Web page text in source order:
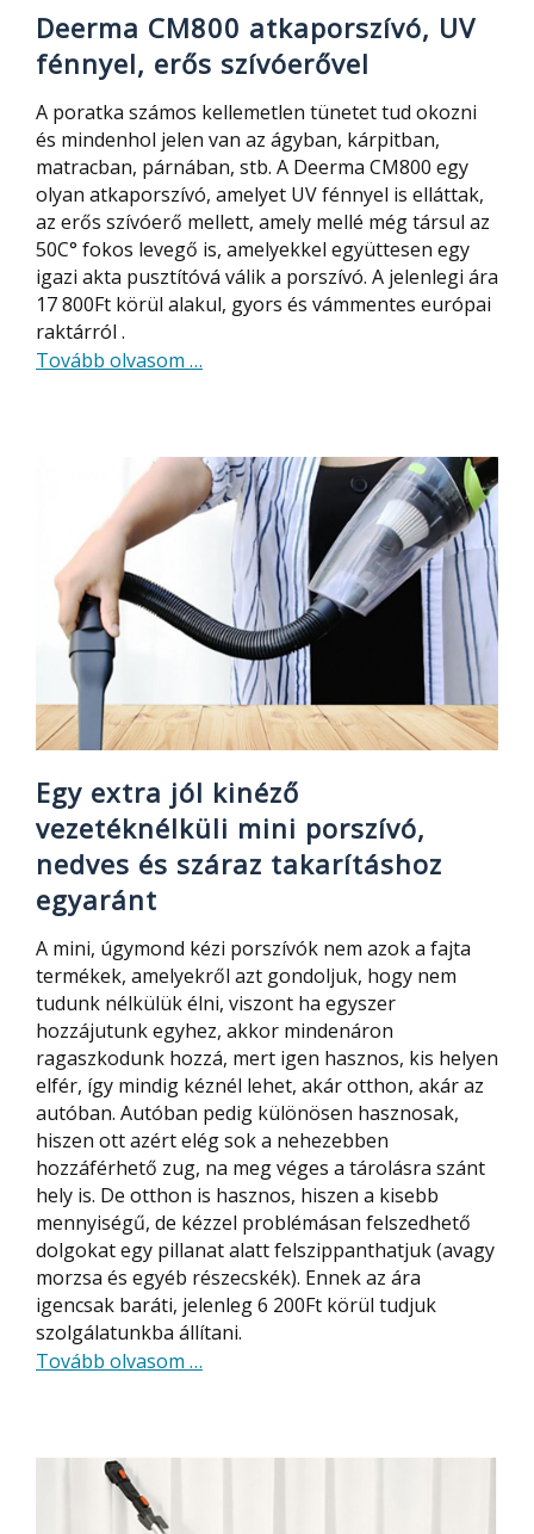
Deerma CM800 atkaporszívó, UV
fénnyel, erős szívóerővel
A poratka számos kellemetlen tünetet tud okozni
és mindenhol jelen van az ágyban, kárpitban,
matracban, párnában, stb. A Deerma CM800 egy
olyan atkaporszívó, amelyet UV fénnyel is elláttak,
az erős szívóerő mellett, amely mellé még társul az
50C° fokos levegő is, amelyekkel együttesen egy
igazi akta pusztítóvá válik a porszívó. A jelenlegi ára
17 800Ft körül alakul, gyors és vámmentes európai
raktárról .
Tovább olvasom about
UV
fénnyel,
szívóerővel
…
Egy extra jól kinéző
vezetéknélküli mini porszívó,
nedves és száraz takarításhoz
egyaránt
A mini, úgymond kézi porszívók nem azok a fajta
termékek, amelyekről azt gondoljuk, hogy nem
tudunk nélkülük élni, viszont ha egyszer
hozzájutunk egyhez, akkor mindenáron
ragaszkodunk hozzá, mert igen hasznos, kis helyen
elfér, így mindig kéznél lehet, akár otthon, akár az
autóban. Autóban pedig különösen hasznosak,
hiszen ott azért elég sok a nehezebben
hozzáférhető zug, na meg véges a tárolásra szánt
hely is. De otthon is hasznos, hiszen a kisebb
mennyiségű, de kézzel problémásan felszedhető
dolgokat egy pillanat alatt felszippanthatjuk (avagy
morzsa és egyéb részecskék). Ennek az ára
igencsak baráti, jelenleg 6 200Ft körül tudjuk
szolgálatunkba állítani.
Tovább olvasom about
…